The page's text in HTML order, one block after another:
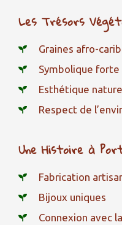
Les Trésors
Graines afro-
Symbolique forte
Esthétique
Respect de
Une Histoire à
Fabrication
Bijoux uniques
Connexion avec